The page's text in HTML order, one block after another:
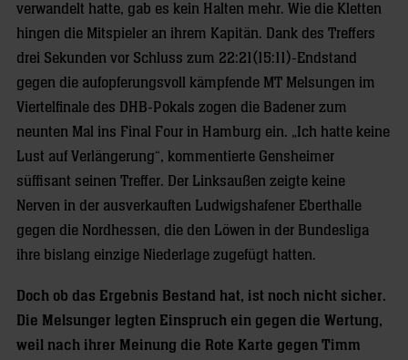
verwandelt hatte, gab es kein Halten mehr. Wie die Kletten
hingen die Mitspieler an ihrem Kapitän. Dank des Treffers
drei Sekunden vor Schluss zum 22:21(15:11)-Endstand
gegen die aufopferungsvoll kämpfende MT Melsungen im
Viertelfinale des DHB-Pokals zogen die Badener zum
neunten Mal ins Final Four in Hamburg ein. „Ich hatte keine
Lust auf Verlängerung“, kommentierte Gensheimer
süffisant seinen Treffer. Der Linksaußen zeigte keine
Nerven in der ausverkauften Ludwigshafener Eberthalle
gegen die Nordhessen, die den Löwen in der Bundesliga
ihre bislang einzige Niederlage zugefügt hatten.
Doch ob das Ergebnis Bestand hat, ist noch nicht sicher.
Die Melsunger legten Einspruch ein gegen die Wertung,
weil nach ihrer Meinung die Rote Karte gegen Timm